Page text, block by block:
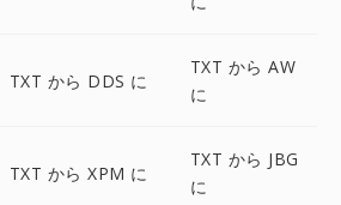
TXT から DDS に
TXT から AW
に
TXT から XPM に
TXT から JBG
に